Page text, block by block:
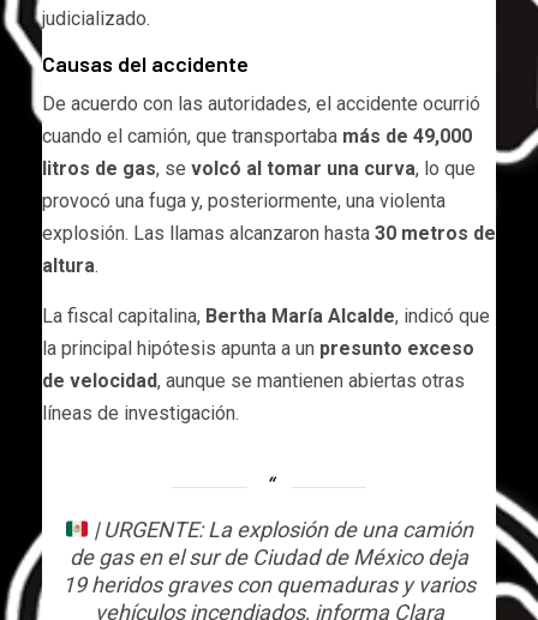
judicializado.
Causas del accidente
De acuerdo con las autoridades, el accidente ocurrió
cuando el camión, que transportaba más de 49,000
litros de gas, se volcó al tomar una curva, lo que
provocó una fuga y, posteriormente, una violenta
explosión. Las llamas alcanzaron hasta 30 metros de
altura.
La fiscal capitalina, Bertha María Alcalde, indicó que
la principal hipótesis apunta a un presunto exceso
de velocidad, aunque se mantienen abiertas otras
líneas de investigación.
| URGENTE: La explosión de una camión
de gas en el sur de Ciudad de México deja
19 heridos graves con quemaduras y varios
vehículos incendiados, informa Clara